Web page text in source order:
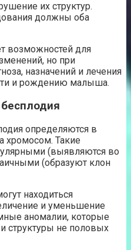
их структур.
должны оба
возможностей для
но при
назначений и лечения
и рождению малыша.
определяются в
хромосом. Такие
(выявляются во
(образуют клон
находиться
и уменьшение
аномалии, которые
структуры не половых